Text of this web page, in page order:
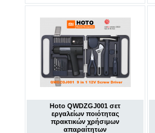
Hoto QWDZGJ001 σετ
εργαλείων ποιότητας
πρακτικών χρήσιμων
απαραίτητων